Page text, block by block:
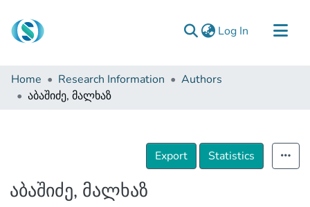
Log In (current)
Communities & Collections
Browse
Home Research Information
Authors
აბაშიძე, მალხაზ
Export Statistics
აბაშიძე, მალხაზ